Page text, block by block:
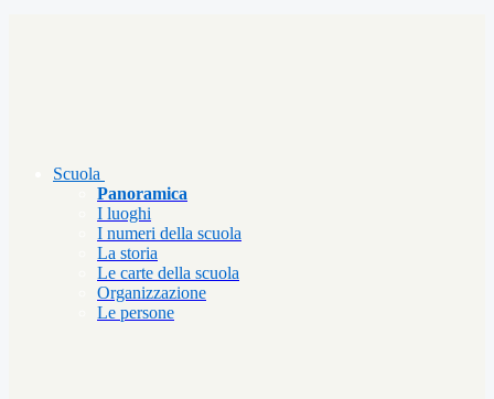
Scuola
Panoramica
I luoghi
I numeri della scuola
La storia
Le carte della scuola
Organizzazione
Le persone